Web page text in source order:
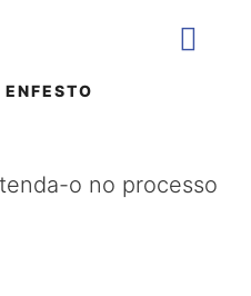
o no processo